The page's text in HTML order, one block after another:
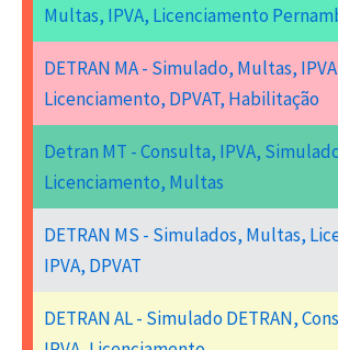
Multas, IPVA, Licenciamento
DETRAN MA - Simulado, Multas,
Licenciamento, DPVAT, Habilitação
Detran MT - Consulta, IPVA,
Licenciamento, Multas
DETRAN MS - Simulados, Multas,
IPVA, DPVAT
DETRAN AL - Simulado DETRAN,